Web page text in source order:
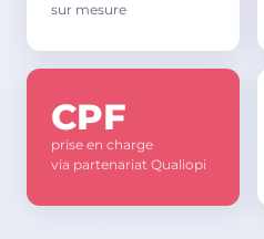
sur mesure
CPF
prise en charge
via partenariat Qualiopi